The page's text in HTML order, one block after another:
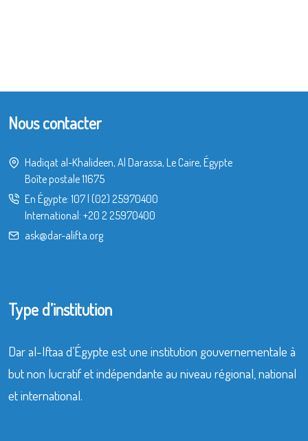
Nous contacter
Hadiqat al-Khalideen, Al Darassa, Le Caire, Égypte
Boîte postale 11675
En Égypte: 107 (02) 25970400
International: +20 2 25970400
ask@dar-alifta.org
Type d’institution
Dar al-Iftaa d’Égypte est une institution gouvernementale à
but non lucratif et indépendante au niveau régional, national
et international.